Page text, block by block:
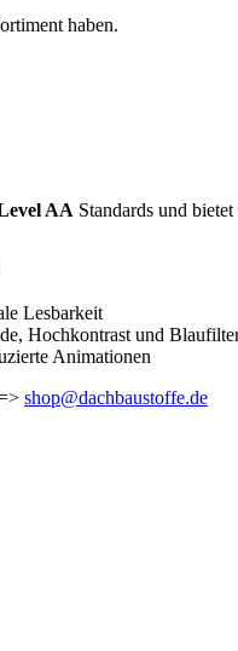
haben.
AA Standards und
Lesbarkeit
Hochkontrast und
Animationen
shop@dachbaustoffe.de
Formular